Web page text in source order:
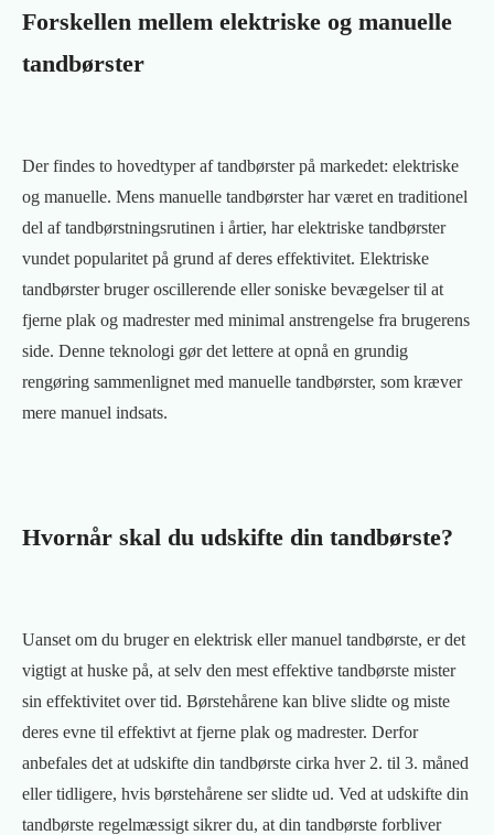
Forskellen mellem elektriske og manuelle
tandbørster
Der findes to hovedtyper af tandbørster på markedet: elektriske
og manuelle. Mens manuelle tandbørster har været en traditionel
del af tandbørstningsrutinen i årtier, har elektriske tandbørster
vundet popularitet på grund af deres effektivitet. Elektriske
tandbørster bruger oscillerende eller soniske bevægelser til at
fjerne plak og madrester med minimal anstrengelse fra brugerens
side. Denne teknologi gør det lettere at opnå en grundig
rengøring sammenlignet med manuelle tandbørster, som kræver
mere manuel indsats.
Hvornår skal du udskifte din tandbørste?
Uanset om du bruger en elektrisk eller manuel tandbørste, er det
vigtigt at huske på, at selv den mest effektive tandbørste mister
sin effektivitet over tid. Børstehårene kan blive slidte og miste
deres evne til effektivt at fjerne plak og madrester. Derfor
anbefales det at udskifte din tandbørste cirka hver 2. til 3. måned
eller tidligere, hvis børstehårene ser slidte ud. Ved at udskifte din
tandbørste regelmæssigt sikrer du, at din tandbørste forbliver